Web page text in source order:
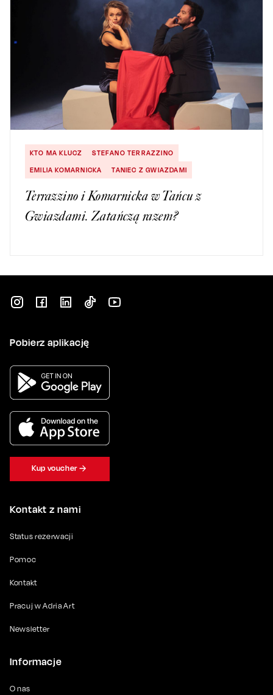
KTO MA KLUCZ
STEFANO TERRAZZINO
EMILIA KOMARNICKA
TANIEC Z GWIAZDAMI
Terrazzino i Komarnicka w Tańcu z
Gwiazdami. Zatańczą razem?
Kontakt z nami
Status rezerwacji
Pomoc
Kontakt
Pracuj w Adria Art
Newsletter
Informacje
O nas
Pobierz aplikację
Kup voucher